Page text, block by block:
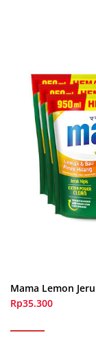
Mama Lemon
Rp35.300